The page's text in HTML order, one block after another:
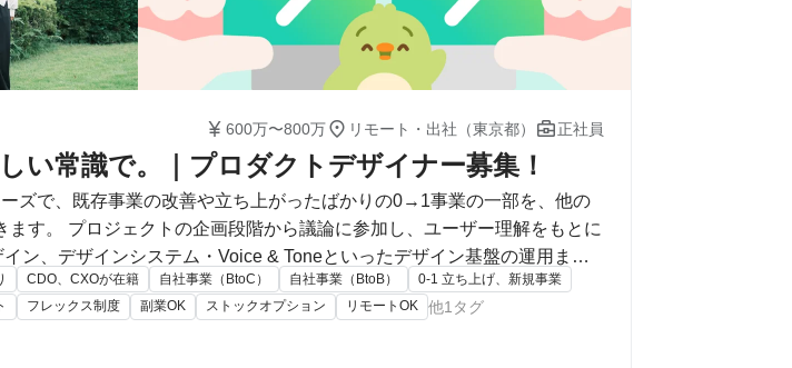
 600万〜800万 リモート・出社（東京都） 正社員
い常識で。｜プロダクトデザイナー募集！
ズで、既存事業の改善や立ち上がったばかりの0→1事業の一部を、他の
ー理解をもとに
ン、デザインシステム・Voice & Toneといったデザイン基盤の運用ま
備中とデザインが事業
業に関わり、デザイナーとしての経験を積み重ねていただきたいと考えて
CDO、CXOが在籍 自社事業（BtoC） 自社事業（BtoB）
0-1 立ち上げ、新規事業
フレックス制度 副業OK ストックオプション リモートOK
他1タグ